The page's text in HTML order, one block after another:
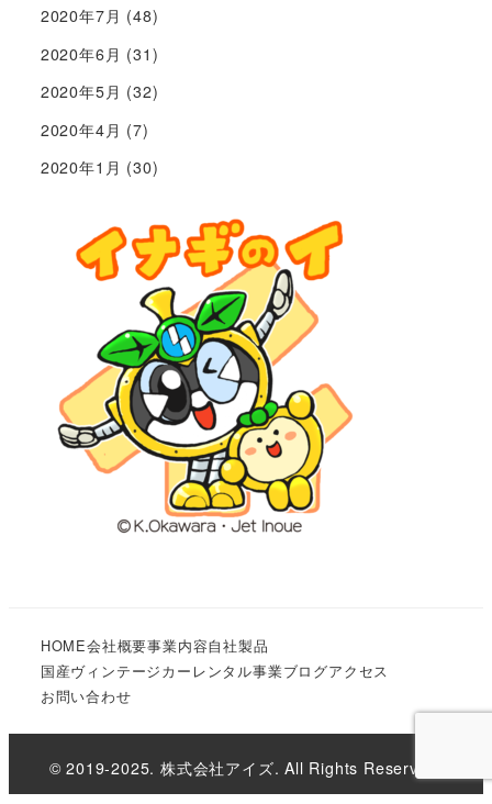
2020年7月 (48)
2020年6月 (31)
2020年5月 (32)
2020年4月 (7)
2020年1月 (30)
HOME会社概要事業内容自社製品
国産ヴィンテージカーレンタル事業ブログアクセス
お問い合わせ
© 2019-2025. 株式会社アイズ. All Rights Reserved.